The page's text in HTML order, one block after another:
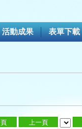
活動成果 表單下載